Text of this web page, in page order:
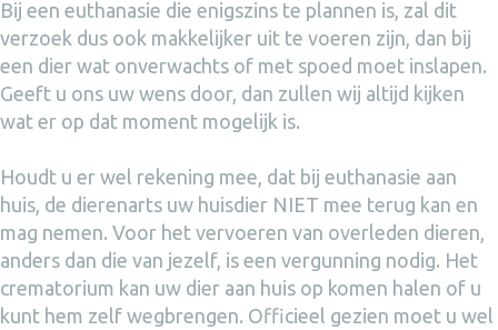
Bij een euthanasie die enigszins te plannen is, zal dit
verzoek dus ook makkelijker uit te voeren zijn, dan bij
een dier wat onverwachts of met spoed moet inslapen.
Geeft u ons uw wens door, dan zullen wij altijd kijken
wat er op dat moment mogelijk is.
Houdt u er wel rekening mee, dat bij euthanasie aan
huis, de dierenarts uw huisdier NIET mee terug kan en
mag nemen. Voor het vervoeren van overleden dieren,
anders dan die van jezelf, is een vergunning nodig. Het
crematorium kan uw dier aan huis op komen halen of u
kunt hem zelf wegbrengen. Officieel gezien moet u wel